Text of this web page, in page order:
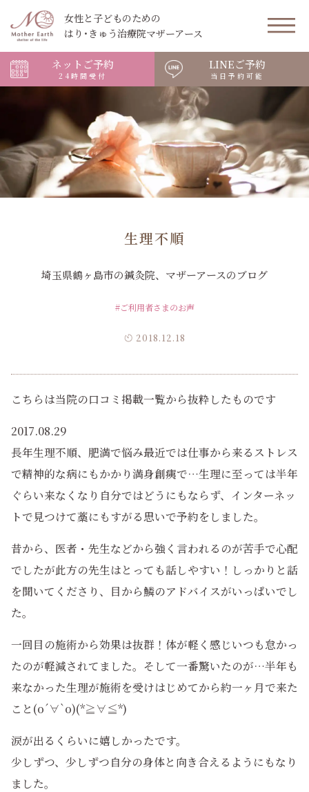
女性と子どものための
はり･きゅう治療院マザーアース
ネットご予約
24時間受付
LINEご予約
当日予約可能
生理不順
埼玉県鶴ヶ島市の鍼灸院、マザーアースのブログ
#ご利用者さまのお声
2018.12.18
こちらは当院の口コミ掲載一覧から抜粋したものです
2017.08.29
長年生理不順、肥満で悩み最近では仕事から来るストレス
で精神的な病にもかかり満身創痍で…生理に至っては半年
ぐらい来なくなり自分ではどうにもならず、インターネッ
トで見つけて藁にもすがる思いで予約をしました。
昔から、医者・先生などから強く言われるのが苦手で心配
でしたが此方の先生はとっても話しやすい！しっかりと話
を聞いてくださり、目から鱗のアドバイスがいっぱいでし
た。
一回目の施術から効果は抜群！体が軽く感じいつも怠かっ
たのが軽減されてました。そして一番驚いたのが…半年も
来なかった生理が施術を受けはじめてから約一ヶ月で来た
こと(о´∀`о)(*≧∀≦*)
涙が出るくらいに嬉しかったです。
少しずつ、少しずつ自分の身体と向き合えるようにもなり
ました。